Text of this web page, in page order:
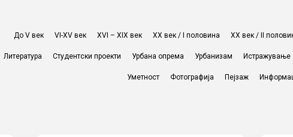
До V век VI-XV век XVI – XIX век ХХ век / I половина ХХ век / II
Литература Студентски проекти Урбана опрема Урбанизам Истражување
Уметност Фотографија Пејзаж